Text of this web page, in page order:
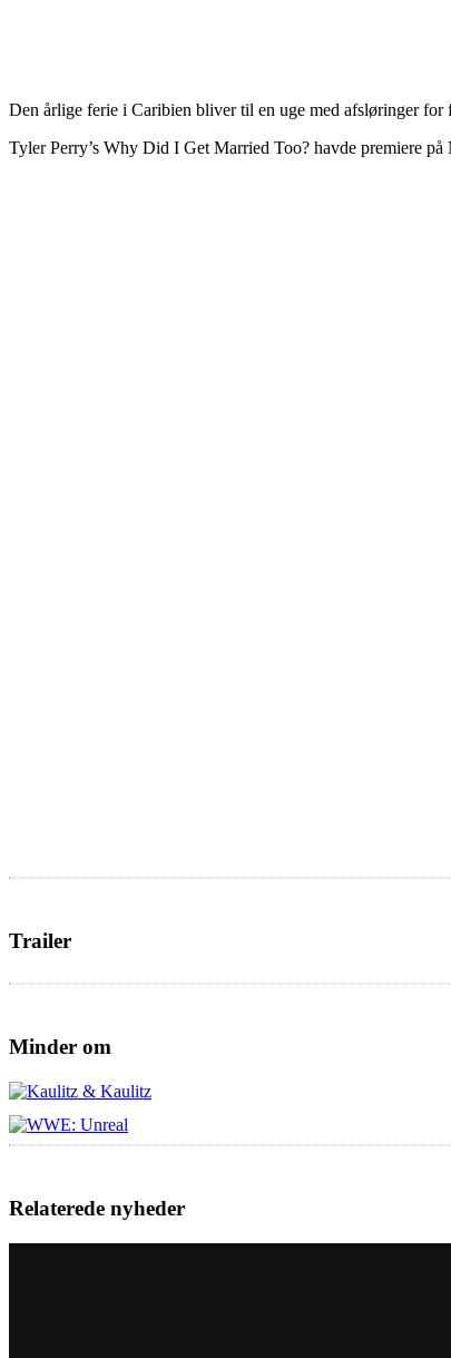
Den årlige ferie i Caribien bliver til en uge med afsløringer
Tyler Perry’s Why Did I Get Married Too? havde premiere
Trailer
Minder om
Relaterede nyheder